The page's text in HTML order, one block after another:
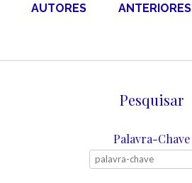
AUTORES ANTERIORES
Pesquisar
Palavra-Chave